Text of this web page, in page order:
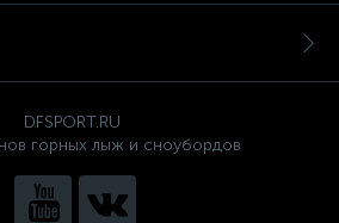
DFSPORT.RU
горных лыж и сноубордов